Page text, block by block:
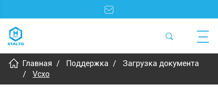
Главная Поддержка
Загрузка документа
Vcxo